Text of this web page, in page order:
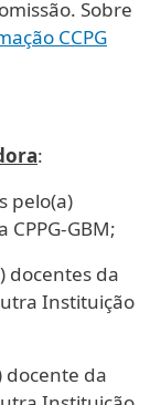
Sobre
CCPG
:
pelo(a)
GBM;
docentes da
Instituição
docente da